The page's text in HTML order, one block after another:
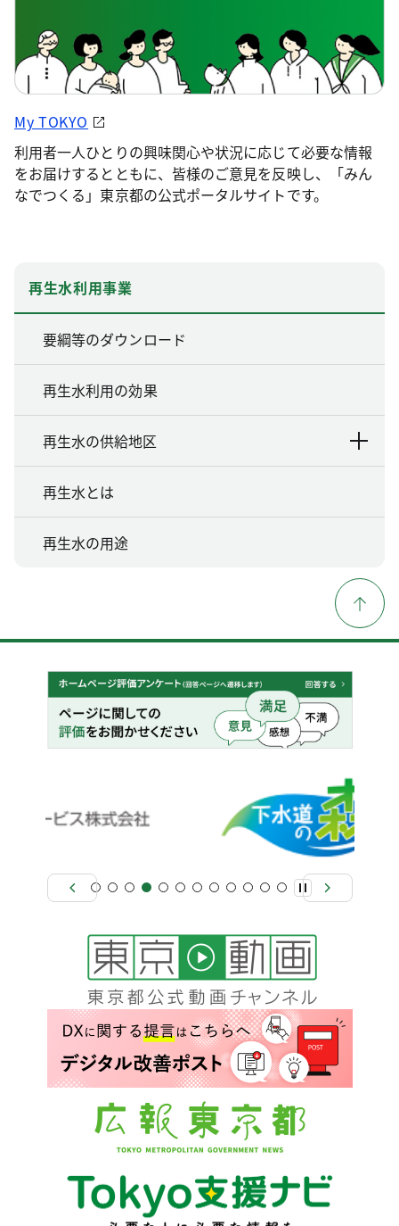
My TOKYO
利用者一人ひとりの興味関心や状況に応じて必要な情報
をお届けするとともに、皆様のご意見を反映し、「みん
なでつくる」東京都の公式ポータルサイトです。
再生水利用事業
要綱等のダウンロード
再生水利用の効果
再生水の供給地区
再生水とは
再生水の用途